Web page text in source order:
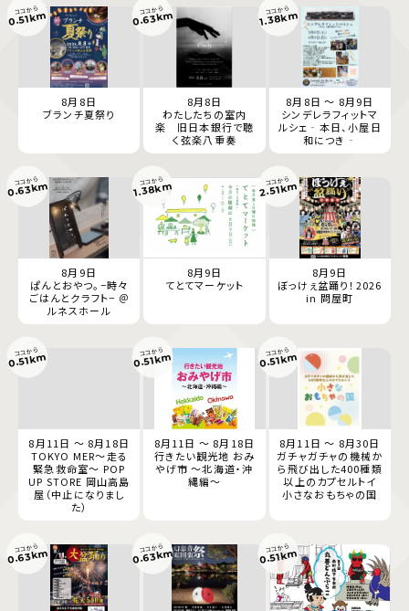
8月8日
ブランチ夏祭り
ココから
0.51km
8月8日
わたしたちの室内
楽 旧日本銀行で聴
く弦楽八重奏
ココから
0.63km
8月8日 ～ 8月9日
シンデレラフィットマ
ルシェ‐本日、小屋日
和につき‐
ココから
1.38km
8月9日
ぱんとおやつ。−時々
ごはんとクラフト− ＠
ルネスホール
ココから
0.63km
8月9日
てとてマーケット
ココから
1.38km
8月9日
ぼっけぇ盆踊り！2026
in 問屋町
ココから
2.51km
8月11日 ～ 8月18日
TOKYO MER～走る
緊急救命室～ POP
UP STORE 岡山高島
屋（中止になりまし
た）
ココから
0.51km
8月11日 ～ 8月18日
行きたい観光地 おみ
やげ市 ～北海道・沖
縄編～
ココから
0.51km
8月11日 ～ 8月30日
ガチャガチャの機械か
ら飛び出した400種類
以上のカプセルトイ
小さなおもちゃの国
ココから
0.51km
ココから
0.63km ココから
0.63km ココから
0.51km